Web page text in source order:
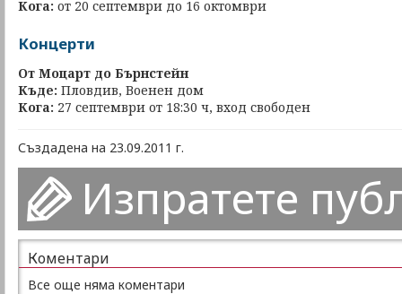
Кога: от 20 септември до 16 октомври
Концерти
От Моцарт до Бърнстейн
Къде: Пловдив, Военен дом
Кога: 27 септември от 18:30 ч, вход свободен
Създадена на 23.09.2011 г.
Изпратете
Коментари
Все още няма коментари